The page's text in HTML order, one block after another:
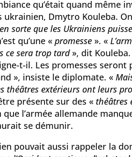
qu’était quand même
ukrainien, Dmytro Kouleba.
sorte que les Ukrainiens
qu’une « promesse». «
ce sera trop tard», dit Kouleba.
t-il. Les promesses seront
», insiste le diplomate. «
théâtres extérieurs ont leurs
présente sur des « théâtres
l’armée allemande
se démunir.
pouvait aussi rappeler la